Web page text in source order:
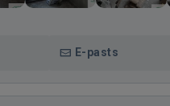
E-pasts